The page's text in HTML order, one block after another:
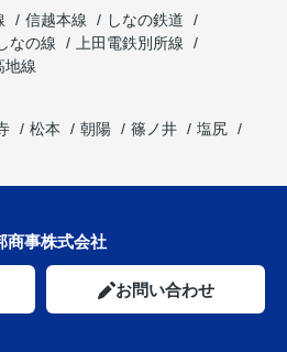
信越本線
しなの鉄道
なの線
上田電鉄別所線
地線
松本 朝陽 篠ノ井
塩尻
商事株式会社
お問い合わせ